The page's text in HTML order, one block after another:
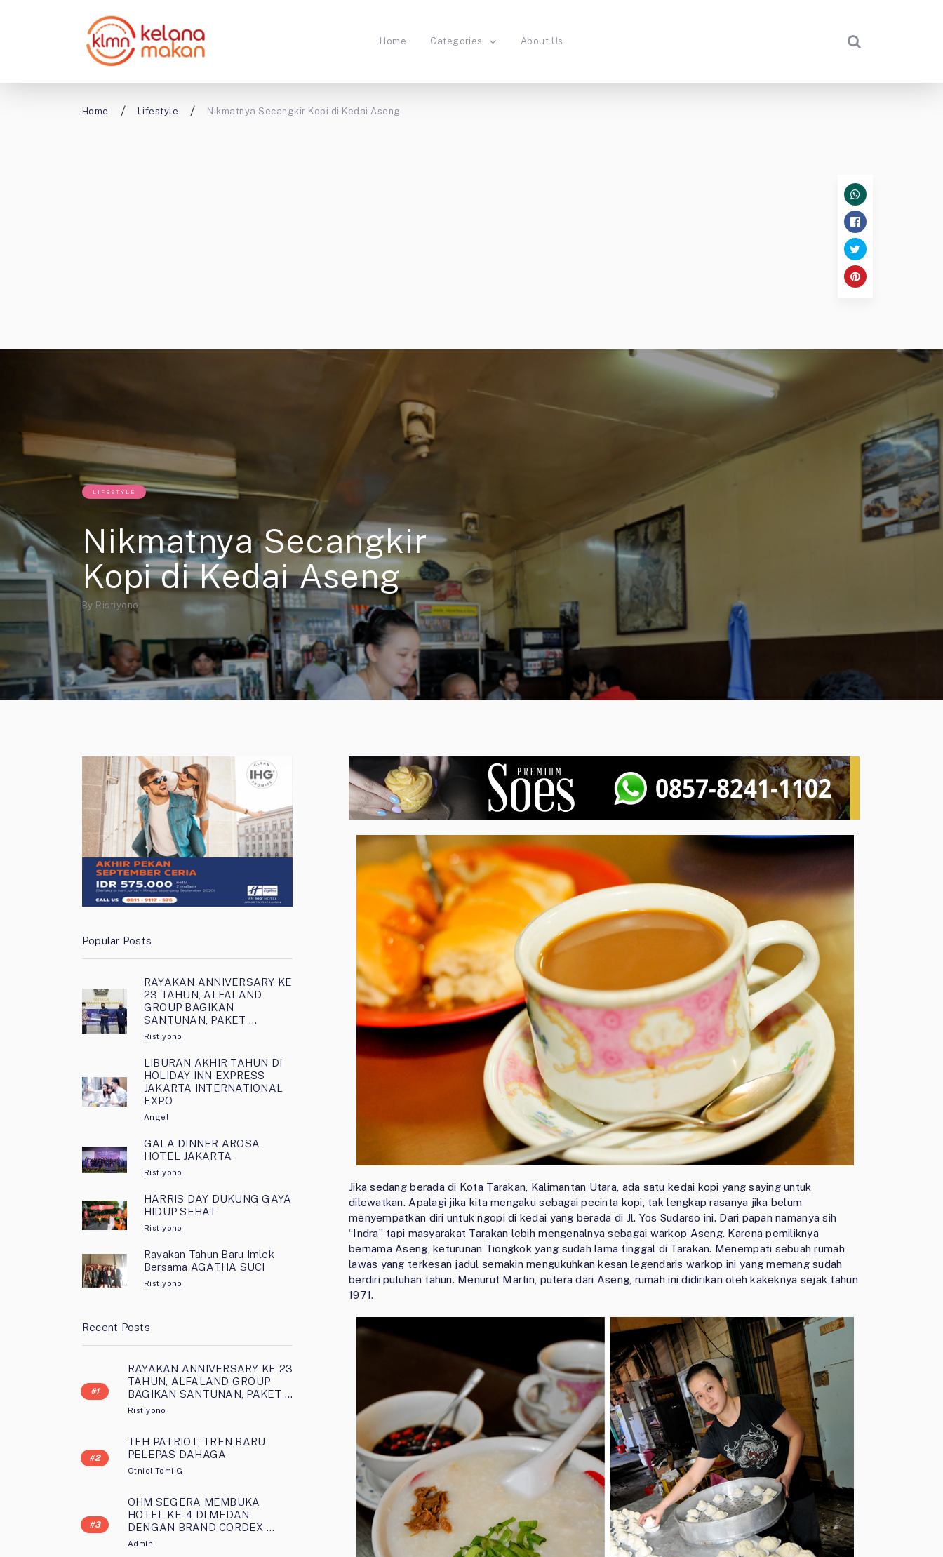
Home Categories About Us
Home Lifestyle Nikmatnya Secangkir Kopi di Kedai Aseng
LIFESTYLE
Nikmatnya Secangkir
Kopi di Kedai Aseng
By Ristiyono
Jika sedang berada di Kota Tarakan, Kalimantan Utara, ada satu kedai kopi yang saying untuk
dilewatkan. Apalagi jika kita mengaku sebagai pecinta kopi, tak lengkap rasanya jika belum
menyempatkan diri untuk ngopi di kedai yang berada di Jl. Yos Sudarso ini. Dari papan namanya sih
“Indra” tapi masyarakat Tarakan lebih mengenalnya sebagai warkop Aseng. Karena pemiliknya
bernama Aseng, keturunan Tiongkok yang sudah lama tinggal di Tarakan. Menempati sebuah rumah
lawas yang terkesan jadul semakin mengukuhkan kesan legendaris warkop ini yang memang sudah
berdiri puluhan tahun. Menurut Martin, putera dari Aseng, rumah ini didirikan oleh kakeknya sejak tahun
1971.
Popular Posts
RAYAKAN ANNIVERSARY KE
23 TAHUN, ALFALAND
GROUP BAGIKAN
SANTUNAN, PAKET …
Ristiyono
LIBURAN AKHIR TAHUN DI
HOLIDAY INN EXPRESS
JAKARTA INTERNATIONAL
EXPO
Angel
GALA DINNER AROSA
HOTEL JAKARTA
Ristiyono
HARRIS DAY DUKUNG GAYA
HIDUP SEHAT
Ristiyono
Rayakan Tahun Baru Imlek
Bersama AGATHA SUCI
Ristiyono
Recent Posts
RAYAKAN ANNIVERSARY KE 23
TAHUN, ALFALAND GROUP
BAGIKAN SANTUNAN, PAKET …
Ristiyono
TEH PATRIOT, TREN BARU
PELEPAS DAHAGA
Otniel Tomi G
OHM SEGERA MEMBUKA
HOTEL KE-4 DI MEDAN
DENGAN BRAND CORDEX …
Admin